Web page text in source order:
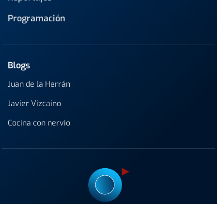
Programación
Blogs
Juan de la Herrán
Javier Vizcaino
Cocina con nervio